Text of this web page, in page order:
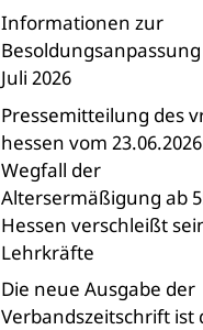
Informationen zur
Besoldungsanpassung
Juli 2026
Pressemitteilung des
hessen vom
Wegfall der
Altersermäßigung ab
Hessen verschleißt
Lehrkräfte
Die neue Ausgabe der
Verbandszeitschrift ist